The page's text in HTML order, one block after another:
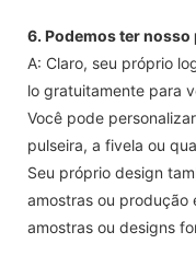
6. Podemos ter
A: Claro, seu próprio
lo gratuitamente para
Você pode
pulseira, a fivela ou
Seu próprio design
amostras ou produção
amostras ou designs